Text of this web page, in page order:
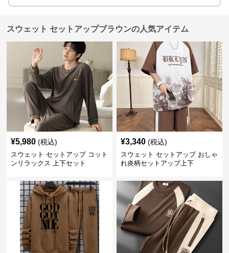
スウェット セットアップブラウンの人気アイテム
¥5,980 (税込)
スウェット セットアップ コット
ンリラックス 上下セット
¥3,340 (税込)
スウェット セットアップ おしゃ
れ炎柄セットアップ上下